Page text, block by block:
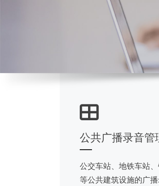
公共广播录音管
公交车站、地铁车站
等公共建筑设施的广